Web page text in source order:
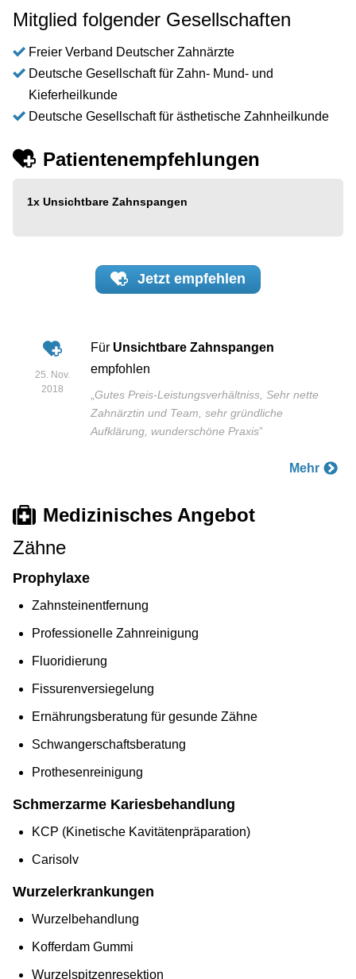
Mitglied folgender Gesellschaften
Freier Verband Deutscher Zahnärzte
Deutsche Gesellschaft für Zahn- Mund- und
Kieferheilkunde
Deutsche Gesellschaft für ästhetische Zahnheilkunde
Patientenempfehlungen
1x Unsichtbare Zahnspangen
Jetzt empfehlen
25. Nov.
2018
Für Unsichtbare Zahnspangen
empfohlen
„Gutes Preis-Leistungsverhältniss, Sehr nette
Zahnärztin und Team, sehr gründliche
Aufklärung, wunderschöne Praxis”
Mehr
Medizinisches Angebot
Zähne
Prophylaxe
Zahnsteinentfernung
Professionelle Zahnreinigung
Fluoridierung
Fissurenversiegelung
Ernährungsberatung für gesunde Zähne
Schwangerschaftsberatung
Prothesenreinigung
Schmerzarme Kariesbehandlung
KCP (Kinetische Kavitätenpräparation)
Carisolv
Wurzelerkrankungen
Wurzelbehandlung
Kofferdam Gummi
Wurzelspitzenresektion